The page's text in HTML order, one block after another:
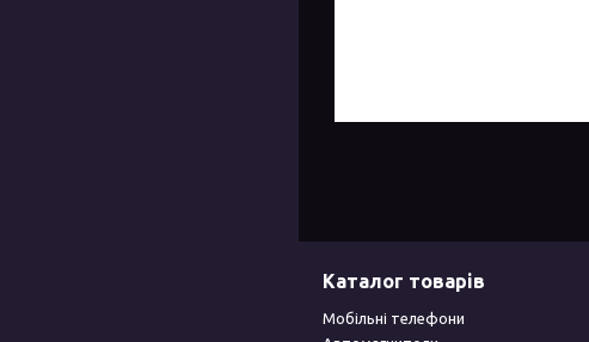
Каталог товарів
Мобільні телефони